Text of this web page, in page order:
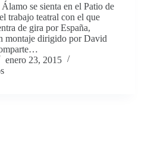
se sienta en el Patio de
trabajo teatral con el que
de gira por España,
montaje dirigido por David
enero 23, 2015